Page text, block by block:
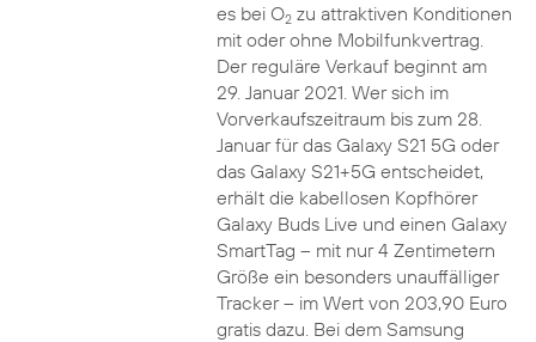
es bei O2zu attraktiven Konditionen
mit oder ohne Mobilfunkvertrag.
Der reguläre Verkauf beginnt am
29. Januar 2021. Wer sich im
Vorverkaufszeitraum bis zum 28.
Januar für das Galaxy S21 5G oder
das Galaxy S21+5G entscheidet,
erhält die kabellosen Kopfhörer
Galaxy Buds Live und einen Galaxy
SmartTag – mit nur 4 Zentimetern
Größe ein besonders unauffälliger
Tracker – im Wert von 203,90 Euro
gratis dazu. Bei dem Samsung